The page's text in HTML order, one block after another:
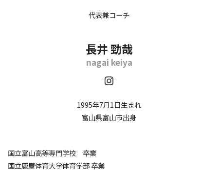
代表兼コーチ
長井 勁哉
nagai keiya
1995年7月1日生まれ
富山県富山市出身
国立富山高等専門学校 卒業
国立鹿屋体育大学体育学部 卒業